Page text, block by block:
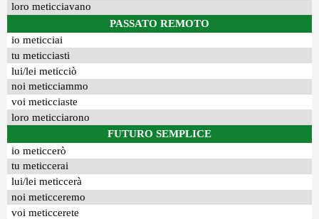
loro meticciavano
PASSATO REMOTO
io meticciai
tu meticciasti
lui/lei meticciò
noi meticciammo
voi meticciaste
loro meticciarono
FUTURO SEMPLICE
io meticcerò
tu meticcerai
lui/lei meticcerà
noi meticceremo
voi meticcerete